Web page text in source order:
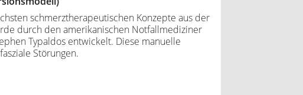
schmerztherapeutischen Konzepte aus der
durch den amerikanischen Notfallmediziner
Typaldos entwickelt. Diese manuelle
Störungen.